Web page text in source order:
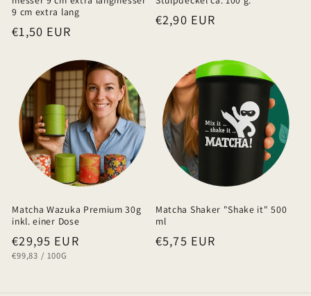
l
t
9 cm extra lang
Normaler
€1,50 EUR
Normaler
€2,90 EUR
Matcha Wazuka Premium 30g
inkl. einer Dose
Normaler
Preis
€29,95 EUR
GRUNDPREIS
€99,83 / PRO
100G
Matcha Shaker "Shake it" 500
ml
Normaler
€5,75 EUR